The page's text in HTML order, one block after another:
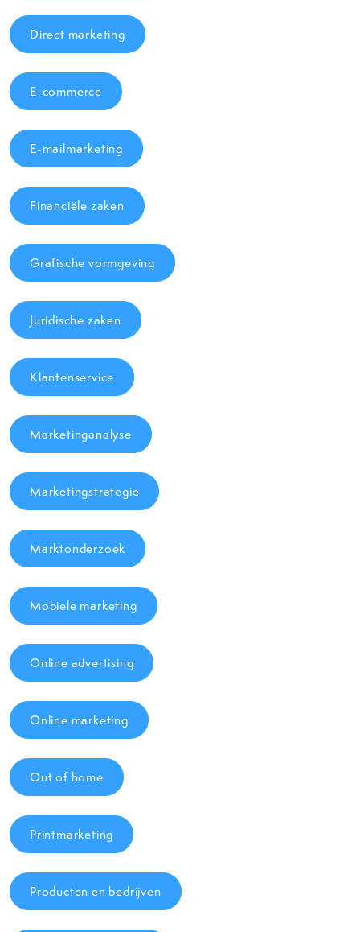
Direct marketing
E-commerce
E-mailmarketing
Financiële zaken
Grafische vormgeving
Juridische zaken
Klantenservice
Marketinganalyse
Marketingstrategie
Marktonderzoek
Mobiele marketing
Online advertising
Online marketing
Out of home
Printmarketing
Producten en bedrijven